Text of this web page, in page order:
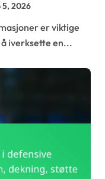
5, 2026
iverksette en...